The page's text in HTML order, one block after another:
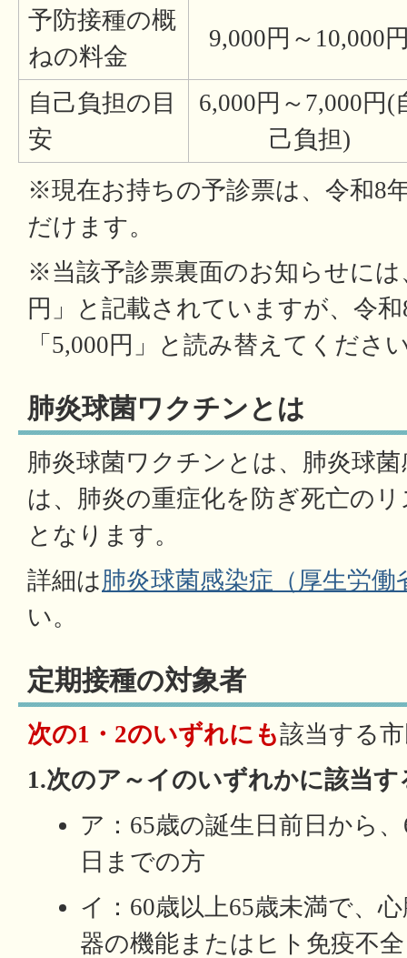
予防接種の概
ねの料金
9,000円～10,000
自己負担の目
安
6,000円～7,000円(
己負担)
※現在お持ちの予診票は、令和8
だけます。
※当該予診票裏面のお知らせには
円」と記載されていますが、令
「5,000円」と読み替えてくださ
肺炎球菌ワクチンとは
肺炎球菌ワクチンとは、 肺炎球
は、肺炎の重症化を防ぎ死亡の
となります。
詳細は肺炎球菌感染症（厚生労働
い。
定期接種の対象者
次の1・2のいずれにも該当する
1.次のア～イのいずれかに該当す
ア：65歳の誕生日前日から
日までの方
イ：60歳以上65歳未満で、
器の機能またはヒト免疫不